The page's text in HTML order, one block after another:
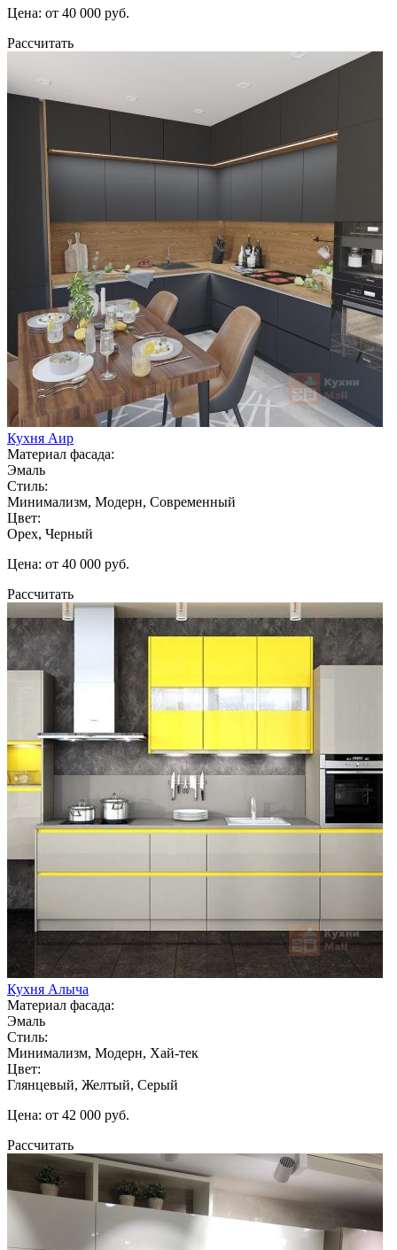
Цена: от 40 000 руб.
Рассчитать
Кухня Аир
Материал фасада:
Эмаль
Стиль:
Минимализм, Модерн, Современный
Цвет:
Орех, Черный
Цена: от 40 000 руб.
Рассчитать
Кухня Алыча
Материал фасада:
Эмаль
Стиль:
Минимализм, Модерн, Хай-тек
Цвет:
Глянцевый, Желтый, Серый
Цена: от 42 000 руб.
Рассчитать